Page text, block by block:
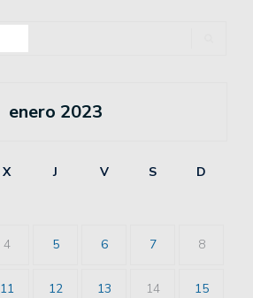
enero 2023
X J V S
D
4 5 6 7 8
11 12 13 14 15